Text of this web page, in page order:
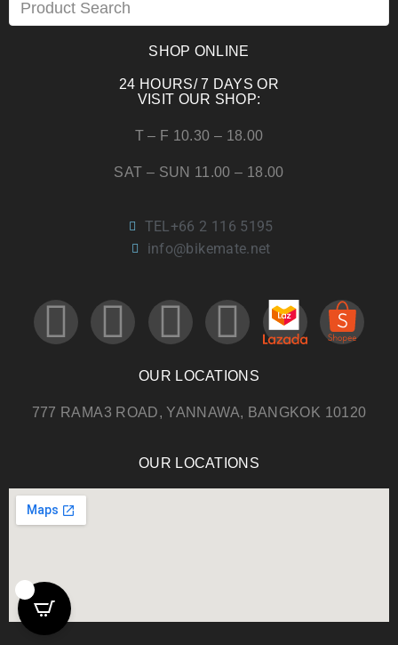
SHOP ONLINE
24 HOURS/ 7 DAYS OR
VISIT OUR SHOP:
T – F 10.30 – 18.00
SAT – SUN 11.00 – 18.00
TEL+66 2 116 5195
info@bikemate.net
OUR LOCATIONS
777 RAMA3 ROAD, YANNAWA, BANGKOK 10120
OUR LOCATIONS